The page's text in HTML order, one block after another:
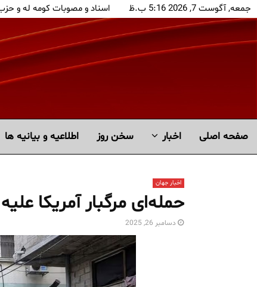
جمعه, آگوست 7, 2026 5:16 ب.ظ اسناد و مصوبات کومه له و
صفحه اصلی اخبار سخن روز اطلاعیه و بیانیه ها
اخبار جهان
حمله‌ای مرگبار آمریکا
دسامبر 26, 2025